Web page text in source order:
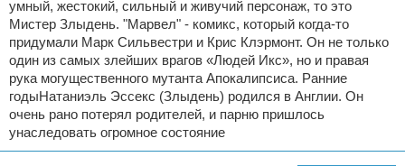
умный, жестокий, сильный и живучий персонаж, то это
Мистер Злыдень. "Марвел" - комикс, который когда-то
придумали Марк Сильвестри и Крис Клэрмонт. Он не только
один из самых злейших врагов «Людей Икс», но и правая
рука могущественного мутанта Апокалипсиса. Ранние
годыНатаниэль Эссекс (Злыдень) родился в Англии. Он
очень рано потерял родителей, и парню пришлось
унаследовать огромное состояние